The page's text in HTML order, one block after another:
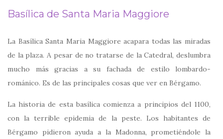
Basílica de Santa Maria Maggiore
La Basílica Santa Maria Maggiore acapara todas las miradas
de la plaza. A pesar de no tratarse de la Catedral, deslumbra
mucho más gracias a su fachada de estilo lombardo-
románico. Es de las principales cosas que ver en Bérgamo.
La historia de esta basílica comienza a principios del 1100,
con la terrible epidemia de la peste. Los habitantes de
Bérgamo pidieron ayuda a la Madonna, prometiéndole la